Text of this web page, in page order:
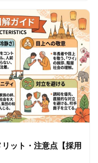
ット・注意点【採用